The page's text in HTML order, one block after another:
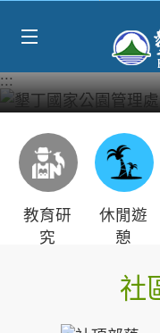
:::
教育研
究
休閒遊
憩
社